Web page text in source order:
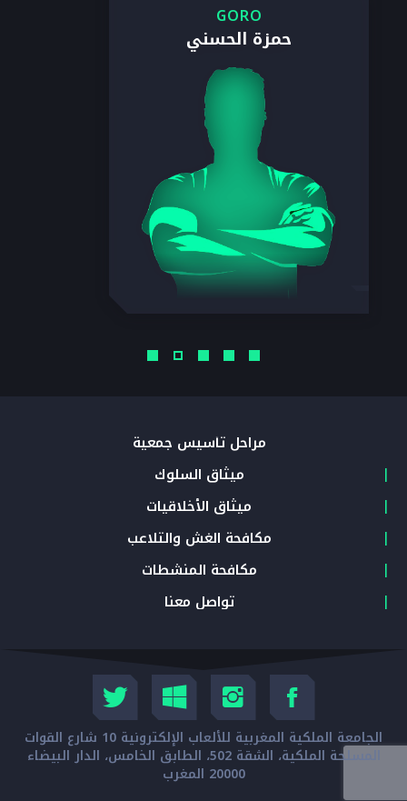
GORO
حمزة الحسني
مراحل تأسيس جمعية
ميثاق السلوك
ميثاق الأخلاقيات
مكافحة الغش والتلاعب
مكافحة المنشطات
تواصل معنا
الجامعة الملكية المغربية للألعاب الإلكترونية 10 شارع القوات
المسلحة الملكية، الشقة 502، الطابق الخامس، الدار البيضاء
20000 المغرب